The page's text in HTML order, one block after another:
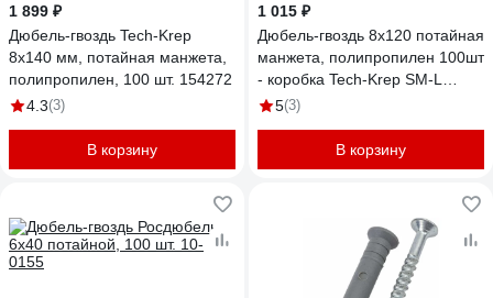
1 899 ₽
Дюбель-гвоздь Tech-Krep
8x140 мм, потайная манжета,
полипропилен, 100 шт. 154272
4.3(3)
В корзину
1 015 ₽
Дюбель-гвоздь 8х120 потайная
манжета, полипропилен 100шт
- коробка Tech-Krep SM-L
117984
5(3)
В корзину